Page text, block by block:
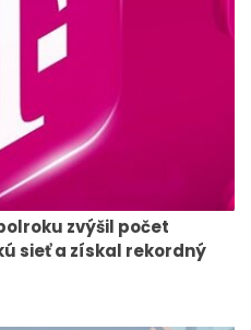
zvýšil počet
sieť a získal rekordný